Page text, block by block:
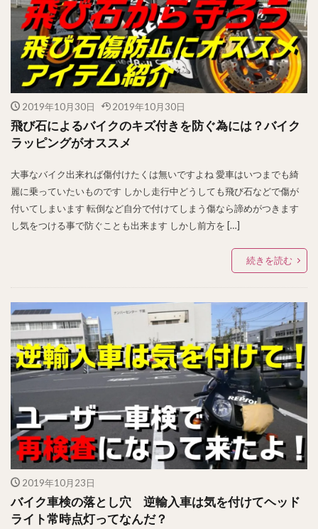
2019年10月30日 2019年10月30日
飛び石によるバイクのキズ付きを防ぐ為には？バイク
ラッピングがオススメ
大事なバイク出来れば傷付けたくは無いですよね 愛車はいつまでも綺
麗に乗っていたいものです しかし走行中どうしても飛び石などで傷が
付いてしまいます 転倒など自分で付けてしまう傷なら諦めがつきます
し気をつける事で防ぐことも出来ます しかし前方を […]
続きを読む
2019年10月23日
バイク車検の落とし穴 逆輸入車は気を付けてヘッド
ライト常時点灯ってなんだ？